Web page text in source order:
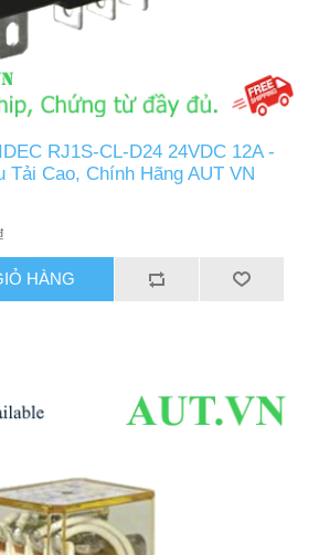
RJ1S-CL-D24 24VDC 12A -
Tải Cao, Chính Hãng AUT VN
HÀNG